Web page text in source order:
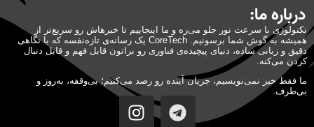
درباره ما:
تکنولوژی با سرعت نور جلو می‌ره و ما اینجاییم تا خبرهاش رو سریع‌تر از
همیشه به گوش شما برسونیم. CoreTech یک رسانه‌ی تازه‌نفسه که با نگاهی
دقیق و زبانی ساده، دنیای پیچیده‌ی فناوری رو براتون قابل فهم و قابل دنبال
کردن می‌کنه.
ما فقط خبر نمی‌نویسیم، جریان آینده رو رصد می‌کنیم؛ بی‌وقفه، به‌روز و
بی‌طرف.